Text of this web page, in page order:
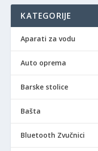
KATEGORIJE
Aparati za vodu
Auto oprema
Barske stolice
Bašta
Bluetooth Zvučnici